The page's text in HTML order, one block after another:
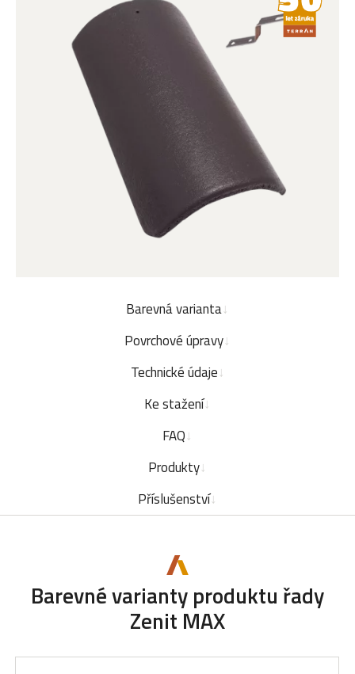
Barevná varianta
Povrchové úpravy
Technické údaje
Ke stažení
FAQ
Produkty
Příslušenství
Barevné varianty produktu řady
Zenit MAX